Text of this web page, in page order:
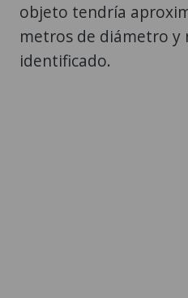
objeto tendría
metros de diámetro y
identificado.